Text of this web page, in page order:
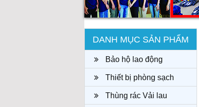
DANH MỤC SẢN PHẨM
Bảo hộ lao động
Thiết bị phòng sạch
Thùng rác Vải lau